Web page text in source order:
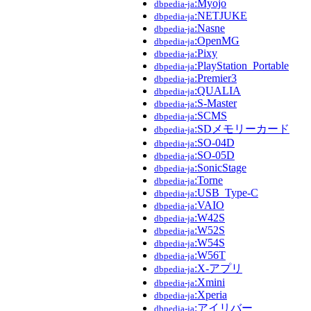
dbpedia-ja:Myojo
dbpedia-ja:NETJUKE
dbpedia-ja:Nasne
dbpedia-ja:OpenMG
dbpedia-ja:Pixy
dbpedia-ja:PlayStation_Portable
dbpedia-ja:Premier3
dbpedia-ja:QUALIA
dbpedia-ja:S-Master
dbpedia-ja:SCMS
dbpedia-ja:SDメモリーカード
dbpedia-ja:SO-04D
dbpedia-ja:SO-05D
dbpedia-ja:SonicStage
dbpedia-ja:Torne
dbpedia-ja:USB_Type-C
dbpedia-ja:VAIO
dbpedia-ja:W42S
dbpedia-ja:W52S
dbpedia-ja:W54S
dbpedia-ja:W56T
dbpedia-ja:X-アプリ
dbpedia-ja:Xmini
dbpedia-ja:Xperia
dbpedia-ja:アイリバー